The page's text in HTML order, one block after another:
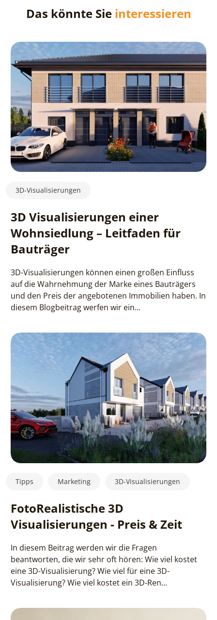
Das könnte Sie interessieren
3D-Visualisierungen
3D Visualisierungen einer
Wohnsiedlung – Leitfaden für
Bauträger
3D-Visualisierungen können einen großen Einfluss
auf die Wahrnehmung der Marke eines Bauträgers
und den Preis der angebotenen Immobilien haben. In
diesem Blogbeitrag werfen wir ein...
Tipps Marketing 3D-Visualisierungen
FotoRealistische 3D
Visualisierungen - Preis & Zeit
In diesem Beitrag werden wir die Fragen
beantworten, die wir sehr oft hören: Wie viel kostet
eine 3D-Visualisierung? Wie viel für eine 3D-
Visualisierung? Wie viel kostet ein 3D-Ren...